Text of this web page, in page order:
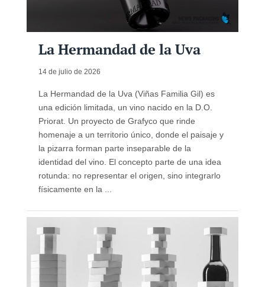
La Hermandad de la Uva
14 de julio de 2026
La Hermandad de la Uva (Viñas Familia Gil) es
una edición limitada, un vino nacido en la D.O.
Priorat. Un proyecto de Grafyco que rinde
homenaje a un territorio único, donde el paisaje y
la pizarra forman parte inseparable de la
identidad del vino. El concepto parte de una idea
rotunda: no representar el origen, sino integrarlo
físicamente en la ...